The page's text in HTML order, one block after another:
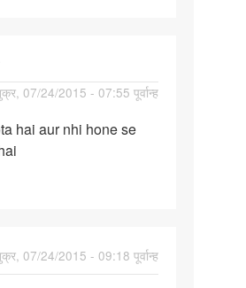
07/24/2015 - 07:55 पूर्वान्ह
hai aur nhi hone se
07/24/2015 - 09:18 पूर्वान्ह